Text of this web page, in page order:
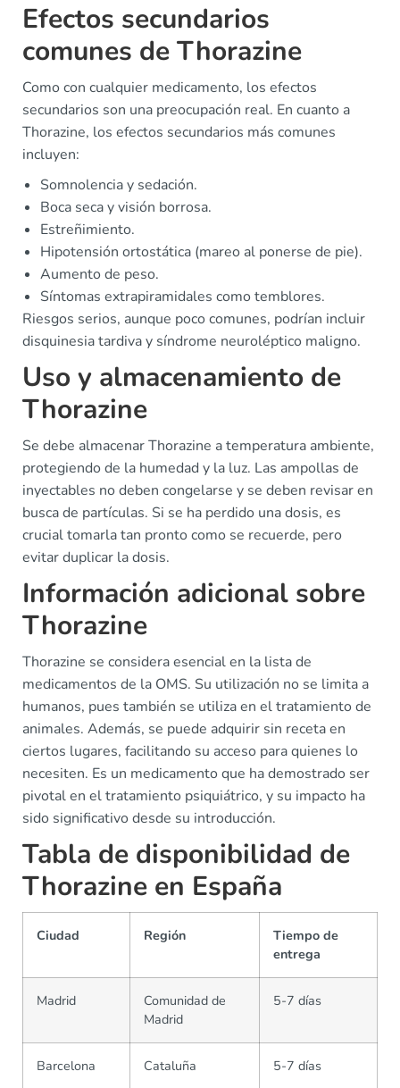
Efectos secundarios
comunes de Thorazine
Como con cualquier medicamento, los efectos
secundarios son una preocupación real. En cuanto a
Thorazine, los efectos secundarios más comunes
incluyen:
Somnolencia y sedación.
Boca seca y visión borrosa.
Estreñimiento.
Hipotensión ortostática (mareo al ponerse de pie).
Aumento de peso.
Síntomas extrapiramidales como temblores.
Riesgos serios, aunque poco comunes, podrían incluir
disquinesia tardiva y síndrome neuroléptico maligno.
Uso y almacenamiento de
Thorazine
Se debe almacenar Thorazine a temperatura ambiente,
protegiendo de la humedad y la luz. Las ampollas de
inyectables no deben congelarse y se deben revisar en
busca de partículas. Si se ha perdido una dosis, es
crucial tomarla tan pronto como se recuerde, pero
evitar duplicar la dosis.
Información adicional sobre
Thorazine
Thorazine se considera esencial en la lista de
medicamentos de la OMS. Su utilización no se limita a
humanos, pues también se utiliza en el tratamiento de
animales. Además, se puede adquirir sin receta en
ciertos lugares, facilitando su acceso para quienes lo
necesiten. Es un medicamento que ha demostrado ser
pivotal en el tratamiento psiquiátrico, y su impacto ha
sido significativo desde su introducción.
Tabla de disponibilidad de
Thorazine en España
Ciudad Región
Tiempo de
entrega
Madrid
Comunidad de
Madrid
5-7 días
Barcelona Cataluña 5-7 días